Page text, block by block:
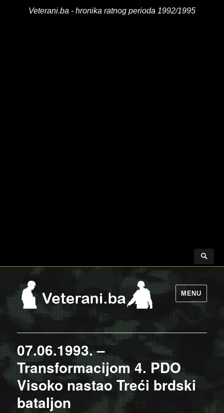
Veterani.ba - hronika ratnog perioda 1992/1995
MENU
07.06.1993. –
Transformacijom 4. PDO
Visoko nastao Treći brdski
bataljon